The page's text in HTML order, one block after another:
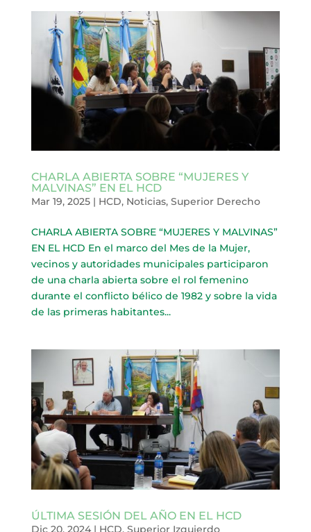
CHARLA ABIERTA SOBRE “MUJERES Y
MALVINAS” EN EL HCD
Mar 19, 2025| HCD, Noticias, Superior Derecho
CHARLA ABIERTA SOBRE “MUJERES Y MALVINAS”
EN EL HCD En el marco del Mes de la Mujer,
vecinos y autoridades municipales participaron
de una charla abierta sobre el rol femenino
durante el conflicto bélico de 1982 y sobre la vida
de las primeras habitantes...
ÚLTIMA SESIÓN DEL AÑO EN EL HCD
Dic 20, 2024| HCD, Superior Izquierdo